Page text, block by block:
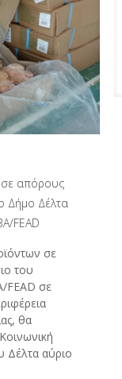
σε απόρους
Δήμο Δέλτα
FEAD
σε
του
FEAD σε
θα
Δέλτα αύριο